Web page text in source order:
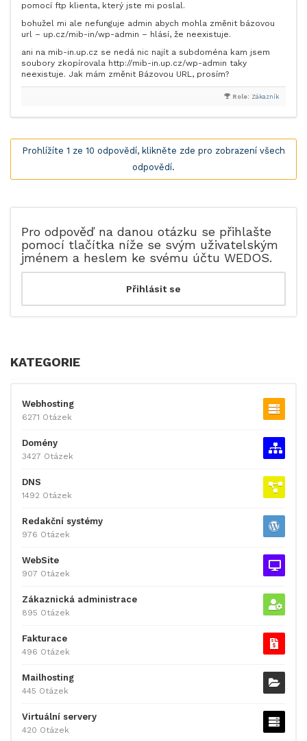
pomocí ftp klienta, který jste mi poslal.
bohužel mi ale nefunguje admin abych mohla změnit bázovou
url – up.cz/mib-in/wp-admin – hlásí, že neexistuje.
ani na mib-in.up.cz se nedá nic najít a subdoména kam jsem
soubory zkopírovala http://mib-in.up.cz/wp-admin taky
neexistuje. Jak mám změnit Bázovou URL, prosím?
Role: Zákazník
Prohlížíte 1 ze 10 odpovědí, klikněte zde pro zobrazení všech
odpovědí.
Pro odpověď na danou otázku se přihlašte
pomocí tlačítka níže se svým uživatelským
jménem a heslem ke svému účtu WEDOS.
KATEGORIE
Webhosting
6271 Otázek
Domény
3427 Otázek
DNS
1492 Otázek
Redakční systémy
976 Otázek
WebSite
907 Otázek
Zákaznická administrace
895 Otázek
Fakturace
496 Otázek
Mailhosting
445 Otázek
Virtuální servery
420 Otázek